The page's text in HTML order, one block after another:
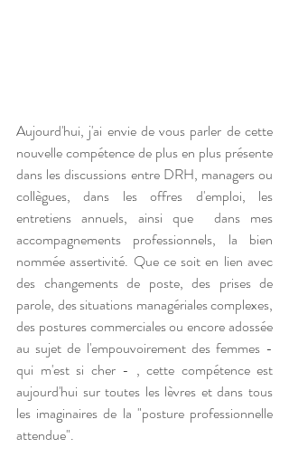
Aujourd'hui, j'ai envie de vous parler de cette
nouvelle compétence de plus en plus présente
dans les discussions entre DRH, managers ou
collègues, dans les offres d'emploi, les
entretiens annuels, ainsi que  dans mes
accompagnements professionnels, la bien
nommée assertivité. Que ce soit en lien avec
des changements de poste, des prises de
parole, des situations managériales complexes,
des postures commerciales ou encore adossée
au sujet de l'empouvoirement des femmes -
qui m'est si cher - , cette compétence est
aujourd'hui sur toutes les lèvres et dans tous
les imaginaires de la "posture professionnelle
attendue".